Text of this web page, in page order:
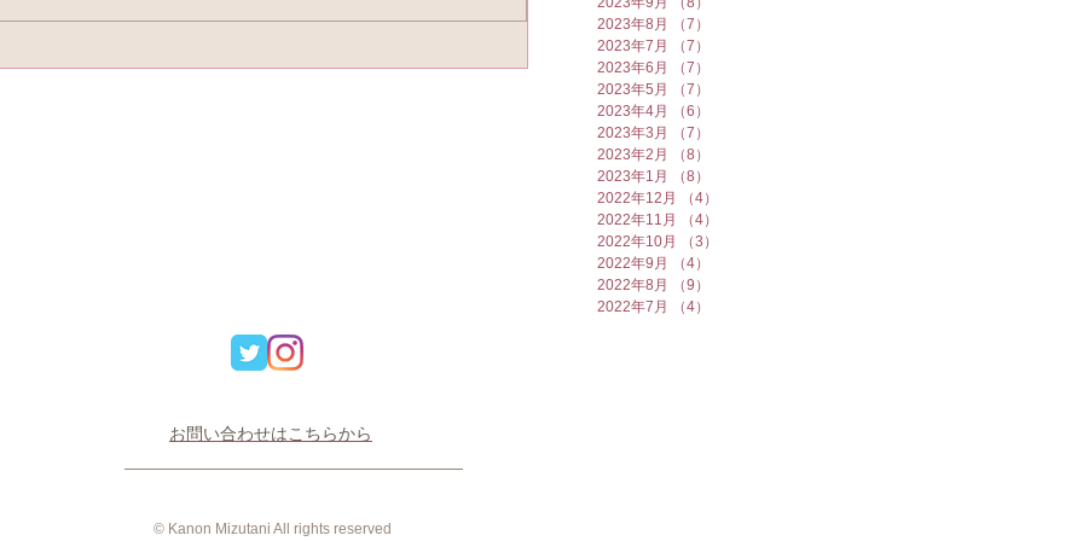
2023年8月
（7）
2023年7月
（7）
2023年6月
（7）
2023年5月
（7）
2023年4月
（6）
2023年3月
（7）
2023年2月
（8）
2023年1月
（8）
2022年12月
（4）
2022年11月
（4）
2022年10月
（3）
2022年9月
（4）
2022年8月
（9）
2022年7月
（4）
​​​お問い合わせはこちらから
© Kanon Mizutani All rights reserved